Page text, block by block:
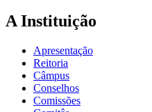
A Instituição
Apresentação
Reitoria
Câmpus
Conselhos
Comissões